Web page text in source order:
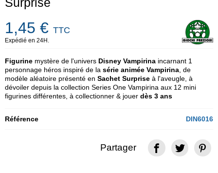
1,45 € TTC
Expédié en 24H.
Figurine mystère de l'univers Disney Vampirina incarnant 1
personnage héros inspiré de la série animée Vampirina , de
modèle aléatoire présenté en Sachet Surprise à l'aveugle, à
dévoiler depuis la collection Series One Vampirina aux 12 mini
figurines différentes, à collectionner & jouer dès 3 ans
Référence DIN6016
Partager